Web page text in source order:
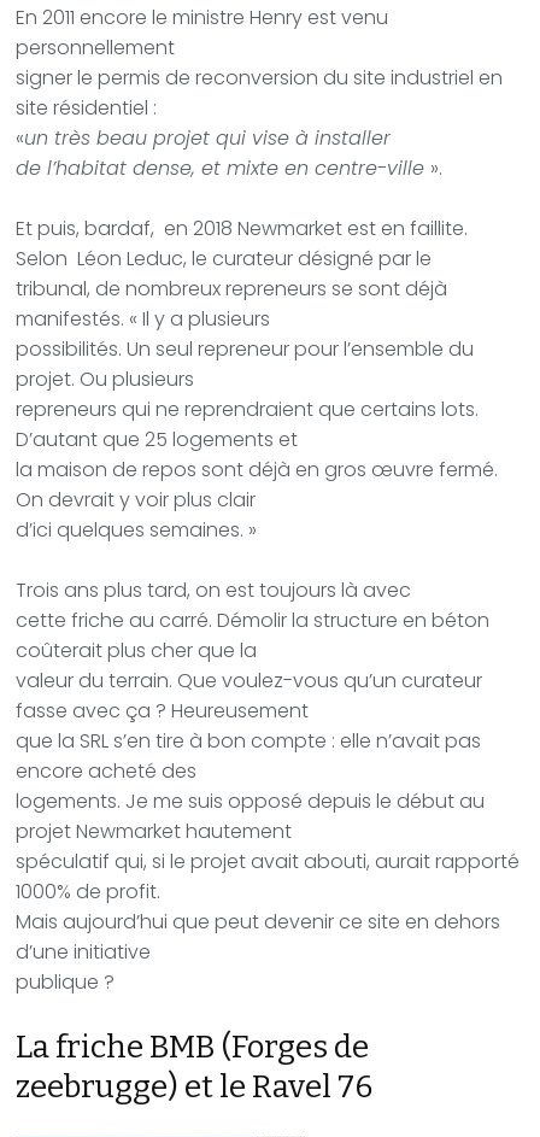
En 2011 encore le ministre Henry est venu
personnellement
signer le permis de reconversion du site industriel en
site résidentiel :
«un très beau projet qui vise à installer
de l’habitat dense, et mixte en centre-ville ».
Et puis, bardaf, en 2018 Newmarket est en faillite.
Selon Léon Leduc, le curateur désigné par le
tribunal, de nombreux repreneurs se sont déjà
manifestés. « Il y a plusieurs
possibilités. Un seul repreneur pour l’ensemble du
projet. Ou plusieurs
repreneurs qui ne reprendraient que certains lots.
D’autant que 25 logements et
la maison de repos sont déjà en gros œuvre fermé.
On devrait y voir plus clair
d’ici quelques semaines. »
Trois ans plus tard, on est toujours là avec
cette friche au carré. Démolir la structure en béton
coûterait plus cher que la
valeur du terrain. Que voulez-vous qu’un curateur
fasse avec ça ? Heureusement
que la SRL s’en tire à bon compte : elle n’avait pas
encore acheté des
logements. Je me suis opposé depuis le début au
projet Newmarket hautement
spéculatif qui, si le projet avait abouti, aurait rapporté
1000% de profit.
Mais aujourd’hui que peut devenir ce site en dehors
d’une initiative
publique ?
La friche BMB (Forges de
zeebrugge) et le Ravel 76